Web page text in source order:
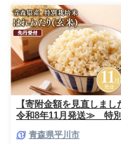
【寄附金額を見直しま
令和8年11月発送≫ 特
県 平川市】
青森県平川市